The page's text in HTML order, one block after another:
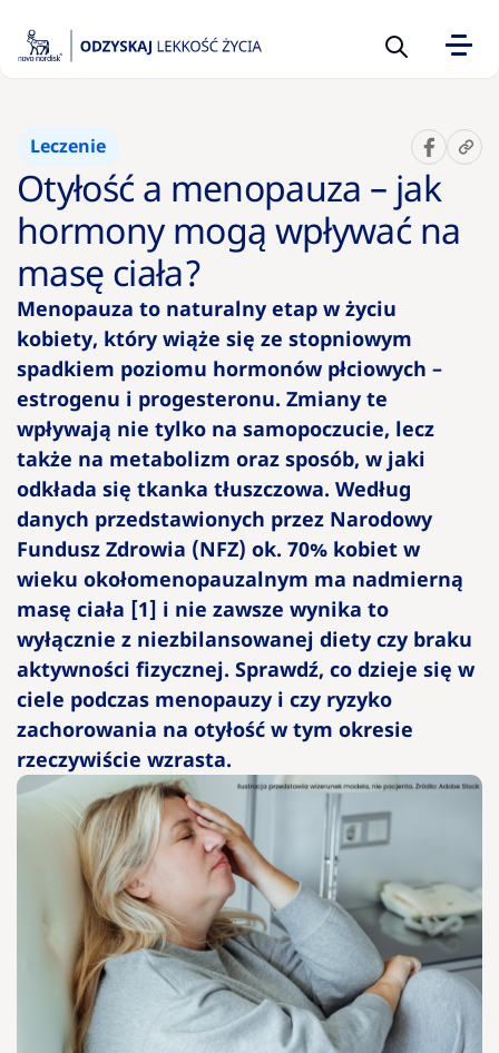
10 pytań
na temat
otyłości,
które
wskaźnik
wagi
Otyłość –
są
osoba
na
radzić z
hejtem?
Leczenie
Otyłość a menopauza – jak
hormony mogą wpływać na
masę ciała?
Menopauza to naturalny etap w życiu
kobiety, który wiąże się ze stopniowym
spadkiem poziomu hormonów płciowych –
estrogenu i progesteronu. Zmiany te
wpływają nie tylko na samopoczucie, lecz
także na metabolizm oraz sposób, w jaki
odkłada się tkanka tłuszczowa. Według
danych przedstawionych przez Narodowy
Fundusz Zdrowia (NFZ) ok. 70% kobiet w
wieku okołomenopauzalnym ma nadmierną
masę ciała [1] i nie zawsze wynika to
wyłącznie z niezbilansowanej diety czy braku
aktywności fizycznej. Sprawdź, co dzieje się w
ciele podczas menopauzy i czy ryzyko
zachorowania na otyłość w tym okresie
rzeczywiście wzrasta.